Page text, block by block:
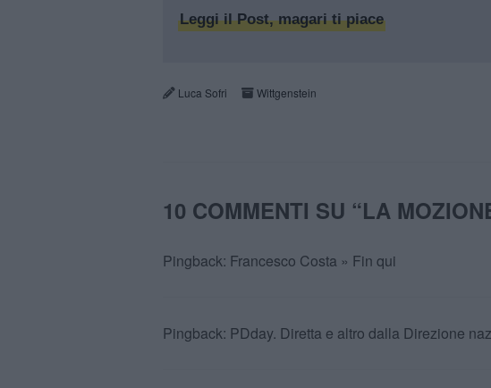
Leggi il Post, magari ti piace
Luca Sofri Wittgenstein
10 COMMENTI SU “LA
Pingback: Francesco Costa » Fin qui
Pingback: PDday. Diretta e altro dalla Direzione